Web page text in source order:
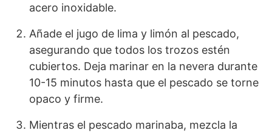
acero inoxidable.
Añade el jugo de lima y limón al pescado,
asegurando que todos los trozos estén
cubiertos. Deja marinar en la nevera durante
10-15 minutos hasta que el pescado se torne
opaco y firme.
Mientras el pescado marinaba, mezcla la